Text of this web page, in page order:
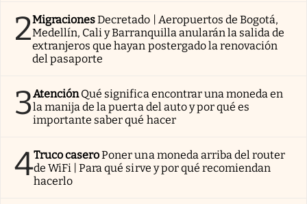
2MigracionesDecretado | Aeropuertos de Bogotá,
Medellín, Cali y Barranquilla anularán la salida de
extranjeros que hayan postergado la renovación
del pasaporte
3AtenciónQué significa encontrar una moneda en
la manija de la puerta del auto y por qué es
importante saber qué hacer
4Truco caseroPoner una moneda arriba del router
de WiFi | Para qué sirve y por qué recomiendan
hacerlo